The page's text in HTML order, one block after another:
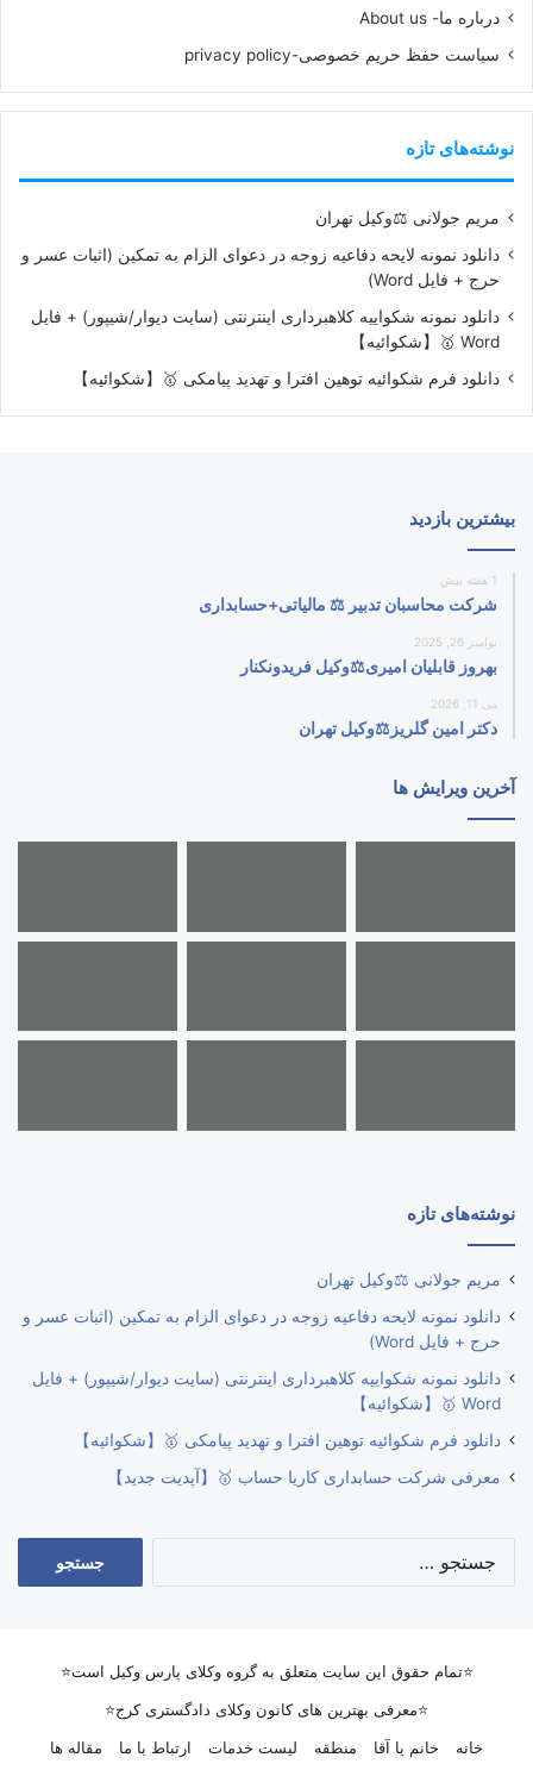
درباره ما- About us
سیاست حفظ حریم خصوصی-privacy policy
نوشته‌های تازه
مریم جولانی ⚖️وکیل تهران
دانلود نمونه لایحه دفاعیه زوجه در دعوای الزام به تمکین (اثبات عسر و
حرج + فایل Word)
دانلود نمونه شکواییه کلاهبرداری اینترنتی (سایت دیوار/شیپور) + فایل
Word 🥇【شکوائیه】
دانلود فرم شکوائیه توهین افترا و تهدید پیامکی 🥇【شکوائیه】
بیشترین بازدید
1 هفته پیش
شرکت محاسبان تدبیر ⚖️ مالیاتی+حسابداری
نوامبر 26, 2025
بهروز قابلیان امیری⚖️وکیل فریدونکنار
می 11, 2026
دکتر امین گلریز⚖️وکیل تهران
آخرین ویرایش ها
نوشته‌های تازه
مریم جولانی ⚖️وکیل تهران
دانلود نمونه لایحه دفاعیه زوجه در دعوای الزام به تمکین (اثبات عسر و
حرج + فایل Word)
دانلود نمونه شکواییه کلاهبرداری اینترنتی (سایت دیوار/شیپور) + فایل
Word 🥇【شکوائیه】
دانلود فرم شکوائیه توهین افترا و تهدید پیامکی 🥇【شکوائیه】
معرفی شرکت حسابداری کاریا حساب 🥇【آپدیت جدید】
⭐تمام حقوق این سایت متعلق به گروه وکلای پارس وکیل است⭐
⭐معرفی بهترین های کانون وکلای دادگستری کرج⭐
خانه
خانم یا آقا منطقه لیست خدمات ارتباط با ما مقاله ها